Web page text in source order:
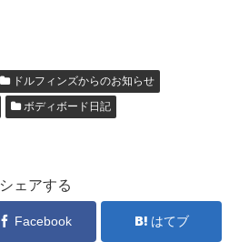
ドルフィンズからのお知らせ
ボディボード日記
シェアする
Facebook はてブ